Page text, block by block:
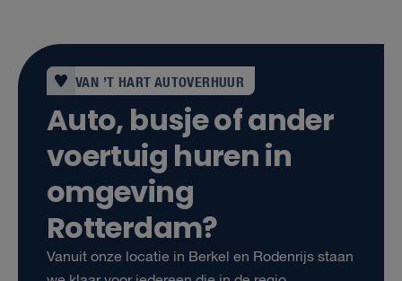
VAN ’T HART AUTOVERHUUR
Auto, busje of ander
voertuig huren in
omgeving
Rotterdam?
Vanuit onze locatie in Berkel en Rodenrijs staan